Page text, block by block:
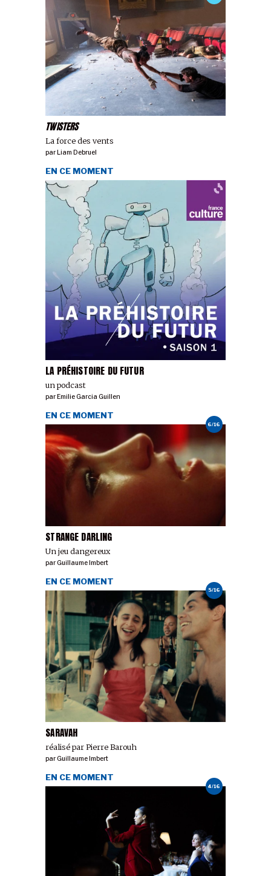
TWISTERS
La force des vents
parLiam Debruel
LA PRÉHISTOIRE DU FUTUR
un podcast
EN CE MOMENT
par Emilie Garcia Guillen
6/16
STRANGE DARLING
Un jeu dangereux
EN CE MOMENT
parGuillaume Imbert
5/16
SARAVAH
réalisé par Pierre Barouh
EN CE MOMENT
parGuillaume Imbert
4/16
EN CE MOMENT